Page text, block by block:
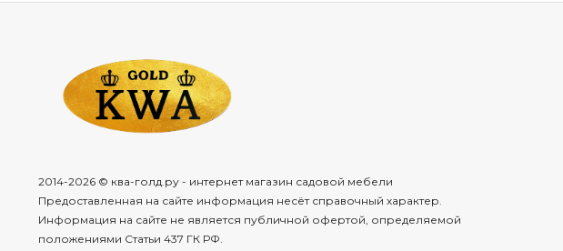
2014-2026 © ква-голд.ру - интернет магазин садовой мебели
Предоставленная на сайте информация несёт справочный характер.
Информация на сайте не является публичной офертой, определяемой
положениями Статьи 437 ГК РФ.